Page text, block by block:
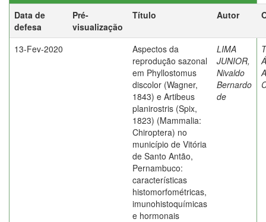
Data de
defesa
Pré-
visualização
Título Autor
13-Fev-2020
Aspectos da
reprodução sazonal
em Phyllostomus
discolor (Wagner,
1843) e Artibeus
planirostris (Spix,
1823) (Mammalia:
Chiroptera) no
município de Vitória
de Santo Antão,
Pernambuco:
características
histomorfométricas,
imunohistoquímicas
e hormonais
LIMA
JUNIOR,
Nivaldo
Bernardo
de